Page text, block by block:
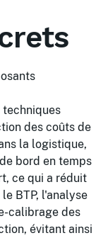
des coûts de
la logistique,
bord en temps
ce qui a réduit
BTP, l'analyse
calibrage des
évitant ainsi